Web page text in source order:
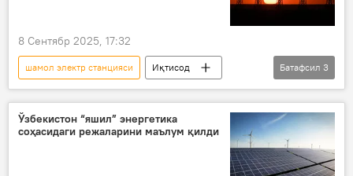
8 Сентябр 2025, 17:32
шамол электр станцияси
Иқтисод
Қорақалпоғистон
Осиё тараққиёт банки (ОТБ)
инвестиция
Батафсил 3
Ўзбекистон “яшил” энергетика
соҳасидаги режаларини маълум қилди